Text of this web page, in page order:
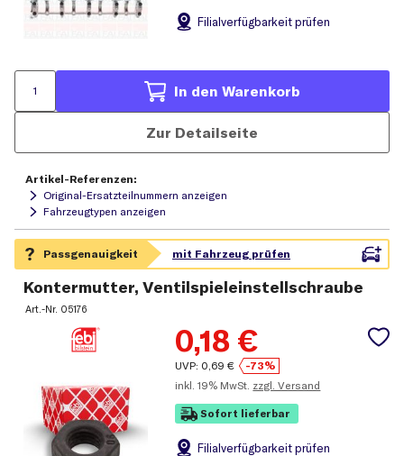
Filialverfügbarkeit prüfen
In den Warenkorb
Zur Detailseite
Artikel-Referenzen:
Original-Ersatzteilnummern anzeigen
Fahrzeugtypen anzeigen
Kontermutter, Ventilspieleinstellschraube
Art.-Nr. 05176
0,18 €
UVP: 0,69 €
-73%
inkl. 19% MwSt. zzgl. Versand
Sofort lieferbar
Filialverfügbarkeit prüfen